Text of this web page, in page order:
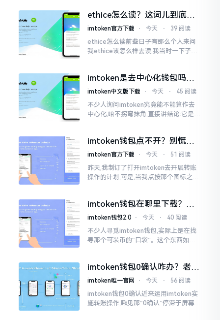
于网络连接状态
ethice怎么读？这词儿到底念
啥，别搞错了
imtoken官方下载 ⋅ 今天 ⋅ 39 阅读
ethice怎么读前些日子有那么个人来问
我ethice该怎么样去读,我当时一下子就
呢拼写方面却少了一个字母
imtoken是去中心化钱包吗？
看完这篇不踩坑
imtoken中文版下载 ⋅ 今天 ⋅ 45 阅读
不少人询问imtoken究竟能不能算作去
中心化,咱不拐弯抹角,直接讲结论:它是一
imtoken钱包点不开？别慌，
试试这几招
imtoken官方下载 ⋅ 今天 ⋅ 51 阅读
昨天,我制订了打开imtoken去开展转账
操作的计划,可是,当我点按那个图标之后,
imtoken钱包在哪里下载？老
手教你几招避坑
imtoken钱包2.0 ⋅ 今天 ⋅ 40 阅读
不少人寻觅imtoken钱包,实际上是在找
寻那个可装币的“口袋”。这个东西如今
持。
imtoken钱包0确认咋办？老手
教你几招快速解决
imtoken唯一官网 ⋅ 今天 ⋅ 56 阅读
imtoken钱包0确认近来运用imtoken实
施转账操作,瞅见那“0确认”停滞于屏幕之